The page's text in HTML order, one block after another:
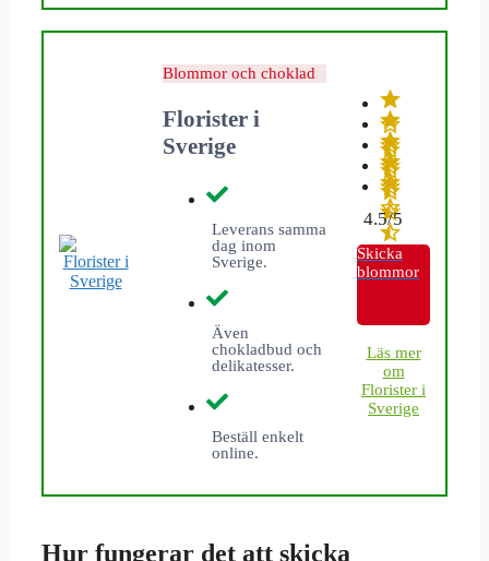
Blommor och choklad
Florister i
Sverige
Leverans samma
dag inom
Sverige.
Även
chokladbud och
delikatesser.
Beställ enkelt
online.
4.5/5
Skicka
blommor
Läs mer
om
Florister i
Sverige
Hur fungerar det att skicka